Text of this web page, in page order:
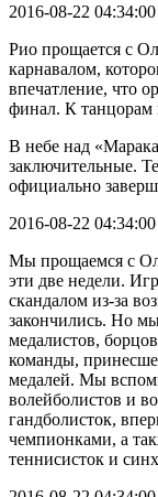
2016-08-22 04:34:00
Рио прощается с
карнавалом,
впечатление, что
финал. К танцорам
В небе над
заключительные.
официально
2016-08-22 04:34:00
Мы прощаемся с
эти две недели.
скандалом из-за
закончились. Но
медалистов,
команды,
медалей. Мы
волейболистов и
гандболисток,
чемпионками, а
теннисисток и